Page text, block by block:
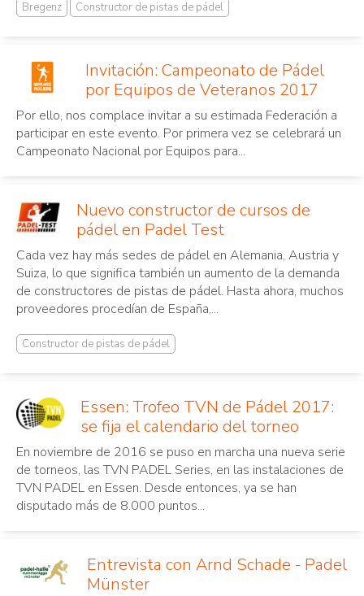
Bregenz Constructor de pistas de pádel
Invitación: Campeonato de Pádel
por Equipos de Veteranos 2017
Por ello, nos complace invitar a su estimada Federación a
participar en este evento. Por primera vez se celebrará un
Campeonato Nacional por Equipos para...
Nuevo constructor de cursos de
pádel en Padel Test
Cada vez hay más sedes de pádel en Alemania, Austria y
Suiza, lo que significa también un aumento de la demanda
de constructores de pistas de pádel. Hasta ahora, muchos
proveedores procedían de España,...
Constructor de pistas de pádel
Essen: Trofeo TVN de Pádel 2017:
se fija el calendario del torneo
En noviembre de 2016 se puso en marcha una nueva serie
de torneos, las TVN PADEL Series, en las instalaciones de
TVN PADEL en Essen. Desde entonces, ya se han
disputado más de 8.000 puntos...
Entrevista con Arnd Schade - Padel
Münster